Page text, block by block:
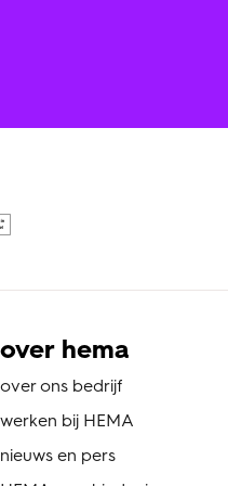
over hema
over ons bedrijf
werken bij HEMA
nieuws en pers